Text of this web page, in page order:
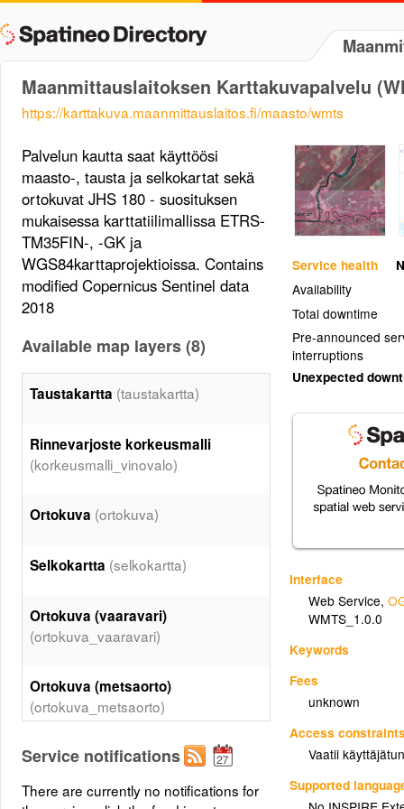
Maanmittauslaitoksen Karttakuvapalvelu
https://karttakuva.maanmittauslaitos.fi/maasto/wmts
Service health
Availability
Total downtime
Pre-announced
interruptions
Unexpected
Interface
Web Service,
WMTS_1.0.0
Keywords
Fees
unknown
Access
Vaatii
Supported
Palvelun kautta saat käyttöösi
maasto-, tausta ja selkokartat sekä
ortokuvat JHS 180 - suosituksen
mukaisessa karttatiilimallissa ETRS-
TM35FIN-, -GK ja
WGS84karttaprojektioissa. Contains
modified Copernicus Sentinel data
2018
Available map layers (8)
Taustakartta (taustakartta)
Rinnevarjoste korkeusmalli
(korkeusmalli_vinovalo)
Ortokuva (ortokuva)
Selkokartta (selkokartta)
Ortokuva (vaaravari)
(ortokuva_vaaravari)
Ortokuva (metsaorto)
(ortokuva_metsaorto)
Maastokartta(maastokartta)
Service notifications
There are currently no notifications for